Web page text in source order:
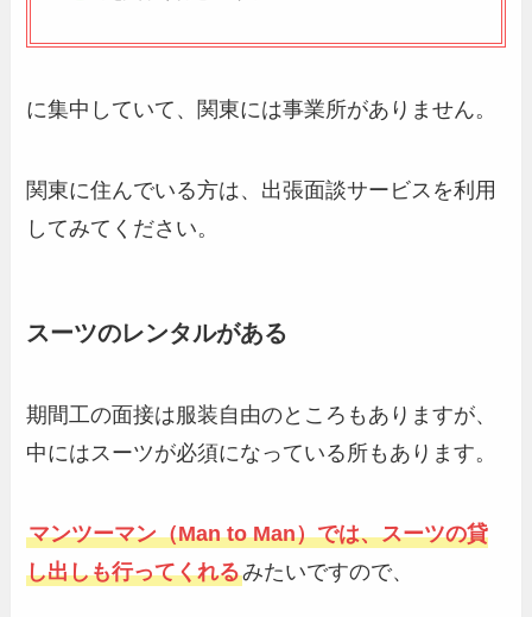
に集中していて、関東には事業所がありません。
関東に住んでいる方は、出張面談サービスを利用
してみてください。
スーツのレンタルがある
期間工の面接は服装自由のところもありますが、
中にはスーツが必須になっている所もあります。
マンツーマン（Man to Man）では、スーツの貸
し出しも行ってくれるみたいですので、